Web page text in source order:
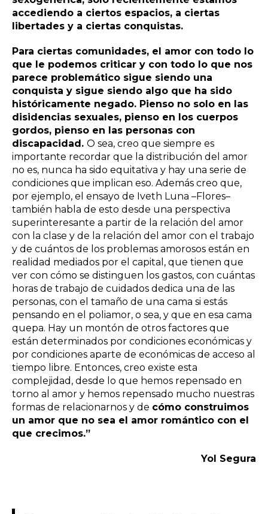
accediendo a ciertos espacios, a ciertas
libertades y a ciertas conquistas.
Para ciertas comunidades, el amor con todo lo
que le podemos criticar y con todo lo que nos
parece problemático sigue siendo una
conquista y sigue siendo algo que ha sido
históricamente negado. Pienso no solo en las
disidencias sexuales, pienso en los cuerpos
gordos, pienso en las personas con
discapacidad. O sea, creo que siempre es
importante recordar que la distribución del amor
no es, nunca ha sido equitativa y hay una serie de
condiciones que implican eso. Además creo que,
por ejemplo, el ensayo de Iveth Luna –Flores–
también habla de esto desde una perspectiva
superinteresante a partir de la relación del amor
con la clase y de la relación del amor con el trabajo
y de cuántos de los problemas amorosos están en
realidad mediados por el capital, que tienen que
ver con cómo se distinguen los gastos, con cuántas
horas de trabajo de cuidados dedica una de las
personas, con el tamaño de una cama si estás
pensando en el poliamor, o sea, y que en esa cama
quepa. Hay un montón de otros factores que
están determinados por condiciones económicas y
por condiciones aparte de económicas de acceso al
tiempo libre. Entonces, creo existe esta
complejidad, desde lo que hemos repensado en
torno al amor y hemos repensado mucho nuestras
formas de relacionarnos y de cómo construimos
un amor que no sea el amor romántico con el
que crecimos.”
Yol Segura